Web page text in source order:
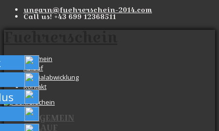
ungarn@fuehrerschein-2014.com
Call us! +43 699 12368511
Allgemein
Ablauf
Spezialabwicklung
Kontakt
ALLGEMEIN
ABLAUF